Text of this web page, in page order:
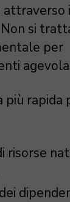
attraverso i
si
per
più rapida
risorse